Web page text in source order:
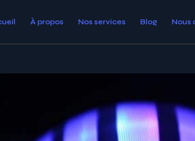
À propos Nos services Blog Nous